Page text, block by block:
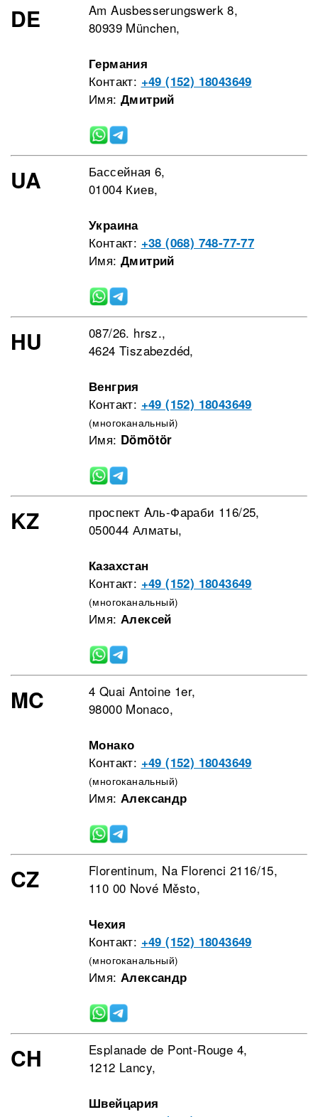
DE
Am Ausbesserungswerk 8,
80939 München,
Германия
Контакт: +49 (152) 18043649
Имя: Дмитрий
UA
Бассейная 6,
01004 Киев,
Украина
Контакт: +38 (068) 748-77-77
Имя: Дмитрий
HU
087/26. hrsz.,
4624 Tiszabezdéd,
Венгрия
Контакт: +49 (152) 18043649
(многоканальный)
Имя: Dömötör
KZ
проспект Aль-Фараби 116/25,
050044 Алматы,
Казахстан
Контакт: +49 (152) 18043649
(многоканальный)
Имя: Алексей
MC
4 Quai Antoine 1er,
98000 Monaco,
Монако
Контакт: +49 (152) 18043649
(многоканальный)
Имя: Александр
CZ
Florentinum, Na Florenci 2116/15,
110 00 Nové Město,
Чехия
Контакт: +49 (152) 18043649
(многоканальный)
Имя: Александр
CH
Esplanade de Pont-Rouge 4,
1212 Lancy,
Швейцария